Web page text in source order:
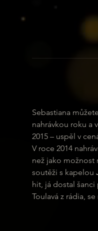
Sebastiana
nahrávkou roku a
2015 – uspěl v
V roce 2014
než jako možnost
soutěži s kapelou
hit, já dostal
Toulavá z rádia,